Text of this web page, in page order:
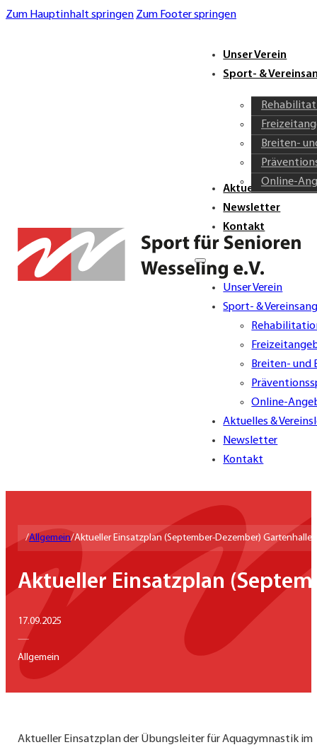
Zum Hauptinhalt springen Zum Footer springen
Unser Verein
Sport- &
Breiten-
Online-
Aktuelles &
Newsletter
Kontakt
Unser Verein
Sport- &
Breiten- und
Online-
Aktuelles &
Newsletter
Kontakt
/Allgemein/Aktueller Einsatzplan (September-Dezember)
Aktueller Einsatzplan
17.09.2025
—
Allgemein
Aktueller Einsatzplan der Übungsleiter für Aquagymnastik im